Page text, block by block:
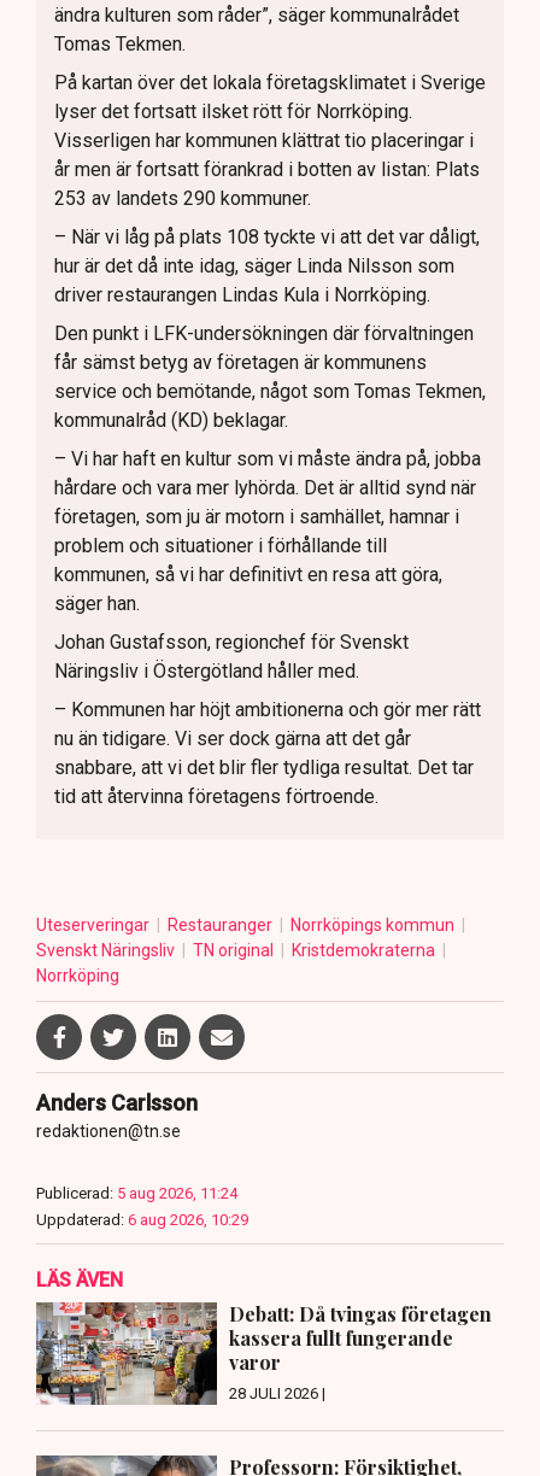
ändra kulturen som råder”, säger kommunalrådet
Tomas Tekmen.
På kartan över det lokala företagsklimatet i Sverige
lyser det fortsatt ilsket rött för Norrköping.
Visserligen har kommunen klättrat tio placeringar i
år men är fortsatt förankrad i botten av listan: Plats
253 av landets 290 kommuner.
– När vi låg på plats 108 tyckte vi att det var dåligt,
hur är det då inte idag, säger Linda Nilsson som
driver restaurangen Lindas Kula i Norrköping.
Den punkt i LFK-undersökningen där förvaltningen
får sämst betyg av företagen är kommunens
service och bemötande, något som Tomas Tekmen,
kommunalråd (KD) beklagar.
– Vi har haft en kultur som vi måste ändra på, jobba
hårdare och vara mer lyhörda. Det är alltid synd när
företagen, som ju är motorn i samhället, hamnar i
problem och situationer i förhållande till
kommunen, så vi har definitivt en resa att göra,
säger han.
Johan Gustafsson, regionchef för Svenskt
Näringsliv i Östergötland håller med.
– Kommunen har höjt ambitionerna och gör mer rätt
nu än tidigare. Vi ser dock gärna att det går
snabbare, att vi det blir fler tydliga resultat. Det tar
tid att återvinna företagens förtroende.
Uteserveringar Restauranger
Norrköpings kommun
Svenskt Näringsliv
TN original
Kristdemokraterna
Norrköping
Anders Carlsson
redaktionen@tn.se
Publicerad: 5 aug 2026, 11:24
Uppdaterad: 6 aug 2026, 10:29
LÄS ÄVEN
Debatt: Då tvingas företagen
kassera fullt fungerande
varor
28 JULI 2026 |
Professorn: Försiktighet,